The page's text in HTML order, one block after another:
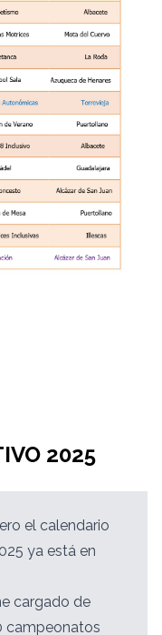
2025
el calendario
ya está en
cargado de
campeonatos